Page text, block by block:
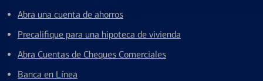
Abra una cuenta de ahorros
Precalifique para una hipoteca de vivienda
Abra Cuentas de Cheques Comerciales
Banca en Línea